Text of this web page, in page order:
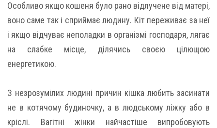
Особливо якщо кошеня було рано відлучене від матері,
воно саме так і сприймає людину. Кіт переживає за неї
і якщо відчуває неполадки в організмі господаря, лягає
на слабке місце, ділячись своєю цілющою
енергетикою.
З незрозумілих людині причин кішка любить засинати
не в котячому будиночку, а в людському ліжку або в
кріслі. Вагітні жінки найчастіше випробовують